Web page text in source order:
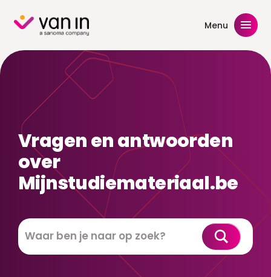
content Menu
Vragen en antwoorden
over
Mijnstudiemateriaal.be
Zoeken